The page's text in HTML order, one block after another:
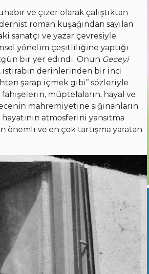
ve çizer olarak çalıştıktan
roman kuşağından sayılan
sanatçı ve yazar çevresiyle
yönelim çeşitliliğine yaptığı
bir yer edindi. Onun Geceyi
derinlerinden bir inci
şarap içmek gibi” sözleriyle
müptelaların, hayal ve
mahremiyetine sığınanların
atmosferini yansıtma
önemli ve en çok tartışma yaratan